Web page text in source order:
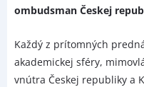
ombudsman Českej
Každý z prítomných
akademickej sféry,
vnútra Českej republiky a